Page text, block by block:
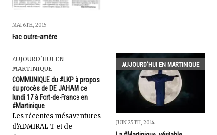
MAI 6TH, 2015
Fac outre-amère
AUJOURD'HUI EN
MARTINIQUE
COMMUNIQUE du #LKP à propos
du procès de DE JAHAM ce
lundi 17 à Fort-de-France en
#Martinique
Les récentes mésaventures
d’ADMIRAL T et de
AUJOURD'HUI EN MARTINIQUE
JUIN 25TH, 2014